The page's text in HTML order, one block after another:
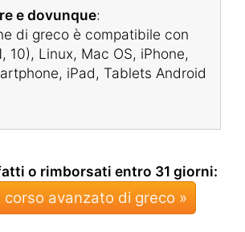
e dovunque:
di greco è compatibile con
10), Linux, Mac OS, iPhone,
iPad, Tablets Android
o rimborsati entro 31 giorni:
corso avanzato di greco »